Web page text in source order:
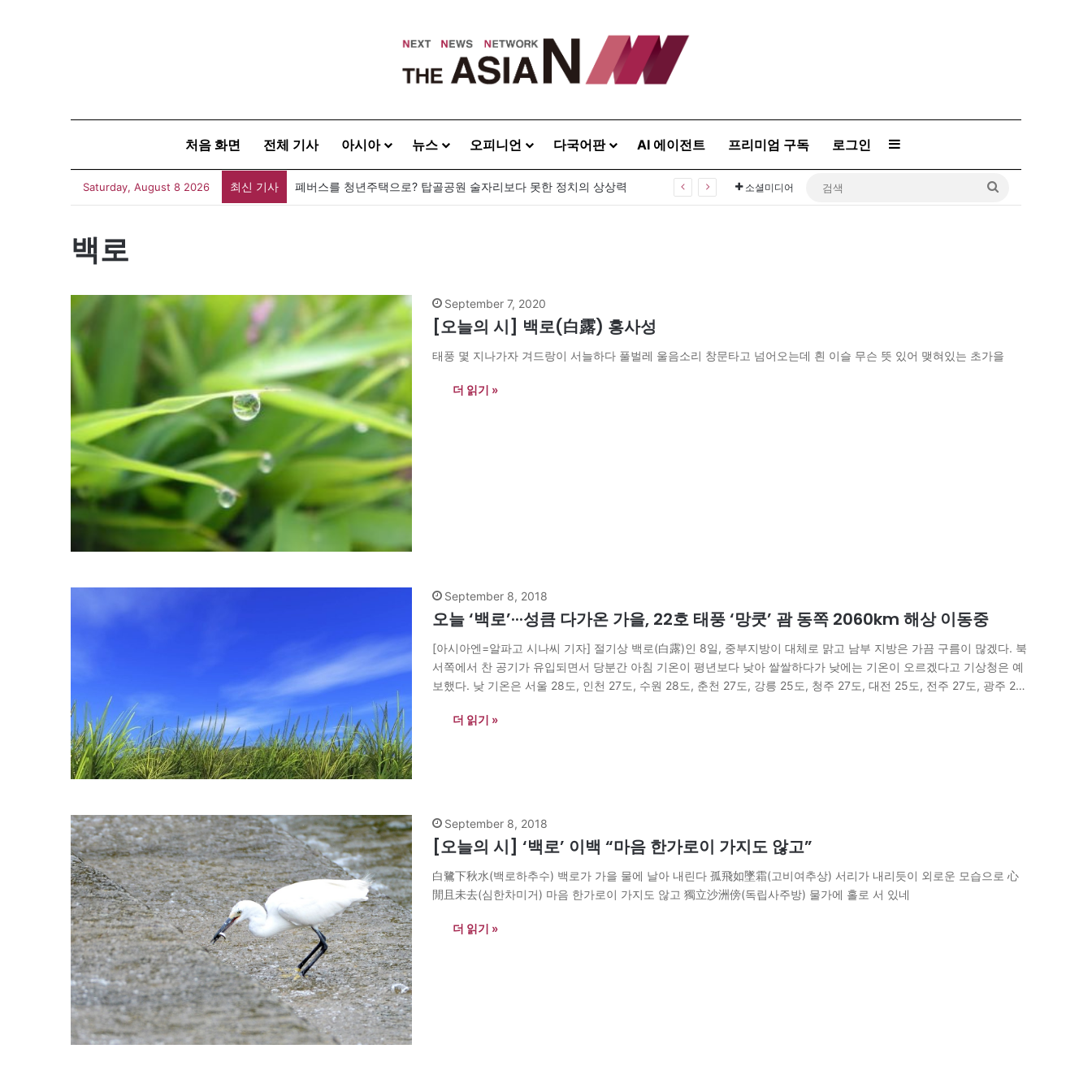
처음 화면 전체 기사 아시아 뉴스 오피니언 다국어판 AI 에이전트 프리미엄 구독 로그인 Sidebar
Saturday, August 8 2026 최신 기사 폐버스를 청년주택으로? 탑골공원 술자리보다 못한 정치의 상상력 소셜미디어
백로
September 7, 2020
[오늘의 시] 백로(白露) 홍사성
태풍 몇 지나가자 겨드랑이 서늘하다 풀벌레 울음소리 창문타고 넘어오는데 흰 이슬 무슨 뜻 있어 맺혀있는 초가을
더 읽기 »
September 8, 2018
오늘 ‘백로’···성큼 다가온 가을, 22호 태풍 ‘망쿳’ 괌 동쪽 2060km 해상 이동중
[아시아엔=알파고 시나씨 기자] 절기상 백로(白露)인 8일, 중부지방이 대체로 맑고 남부 지방은 가끔 구름이 많겠다. 북
서쪽에서 찬 공기가 유입되면서 당분간 아침 기온이 평년보다 낮아 쌀쌀하다가 낮에는 기온이 오르겠다고 기상청은 예
보했다. 낮 기온은 서울 28도, 인천 27도, 수원 28도, 춘천 27도, 강릉 25도, 청주 27도, 대전 25도, 전주 27도, 광주 27
더 읽기 »
September 8, 2018
[오늘의 시] ‘백로’ 이백 “마음 한가로이 가지도 않고”
白鷺下秋水(백로하추수) 백로가 가을 물에 날아 내린다 孤飛如墜霜(고비여추상) 서리가 내리듯이 외로운 모습으로 心
閒且未去(심한차미거) 마음 한가로이 가지도 않고 獨立沙洲傍(독립사주방) 물가에 홀로 서 있네
더 읽기 »